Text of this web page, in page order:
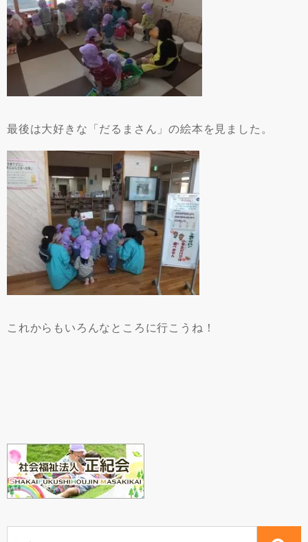
最後は大好きな「だるまさん」の絵本を見ました。
これからもいろんなところに行こうね！